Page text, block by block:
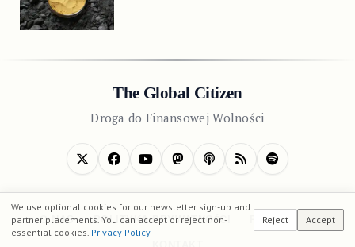
The Global Citizen
Droga do Finansowej Wolności
O NAS POLITYKA PRYWATNOŚCI REGULAMIN
We use optional cookies for our newsletter sign-up and
partner placements. You can accept or reject non-
essential cookies. Privacy Policy
Reject Accept